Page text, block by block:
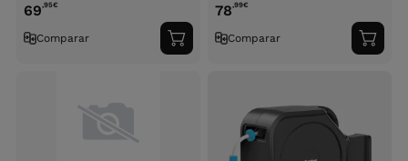
69,95€
Comparar
Adicionar
ao
78,99€
Comparar
ao